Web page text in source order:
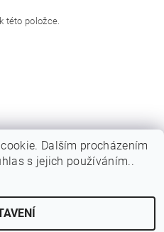
této položce.
Dalším procházením
s jejich používáním..